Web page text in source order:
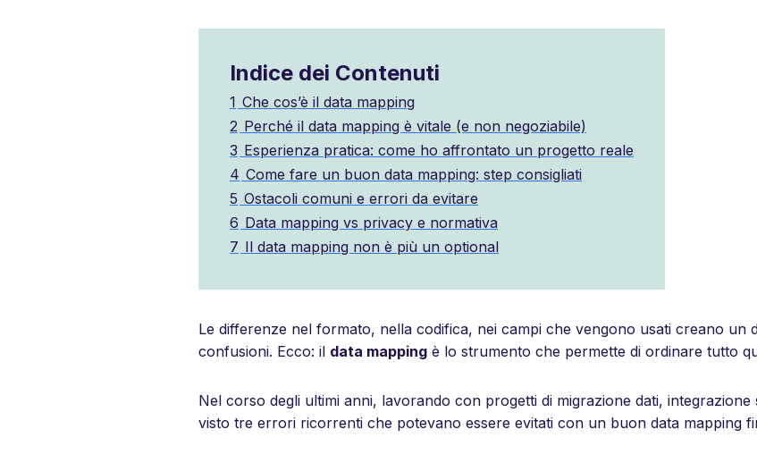
Indice dei Contenuti
1 Che cos’è il data mapping
2 Perché il data mapping è vitale (e non negoziabile)
3 Esperienza pratica: come ho affrontato un progetto reale
4 Come fare un buon data mapping: step consigliati
5 Ostacoli comuni e errori da evitare
6 Data mapping vs privacy e normativa
7 Il data mapping non è più un optional
Le differenze nel formato, nella codifica, nei campi che vengono usati creano un
confusioni. Ecco: il data mapping è lo strumento che permette di ordinare tutto
Nel corso degli ultimi anni, lavorando con progetti di migrazione dati,
visto tre errori ricorrenti che potevano essere evitati con un buon data mapping